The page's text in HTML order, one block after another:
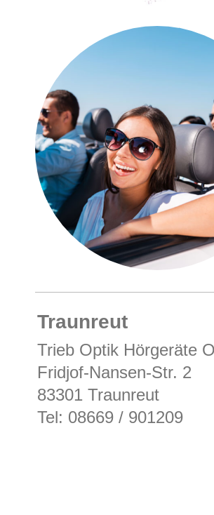
Traunreut
Trieb Optik Hörgeräte
Fridjof-Nansen-Str. 2
83301 Traunreut
Tel: 08669 / 901209